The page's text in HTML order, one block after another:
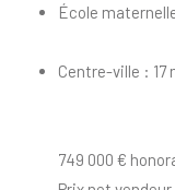
École
Centre-ville : 17
749 000 €